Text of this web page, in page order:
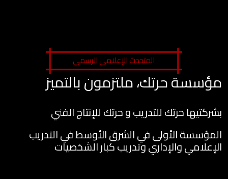
المتحدث الإعلامي الرسمي
مؤسسة حرتك، ملتزمون بالتميز
بشركتيها حرتك للتدريب و حرتك للإنتاج الفني
المؤسسة الأولى في الشرق الأوسط في التدريب
الإعلامي والإداري وتدريب كبار الشخصيات